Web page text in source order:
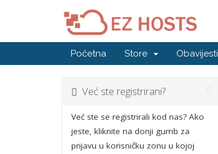
Početna Store Obavijesti
Već ste registrirani?
Već ste se registrirali kod nas? Ako
jeste, kliknite na donji gumb za
prijavu u korisničku zonu u kojoj